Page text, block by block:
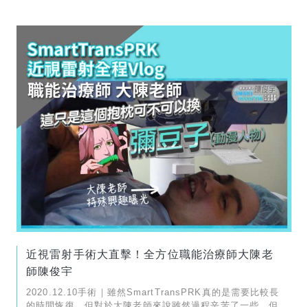
近視雷射手術大直擊！全方位職能治療師大陳老
師陳俊宇
2020.12.10手術｜雖然SmartTransPRK真的是需要比較長